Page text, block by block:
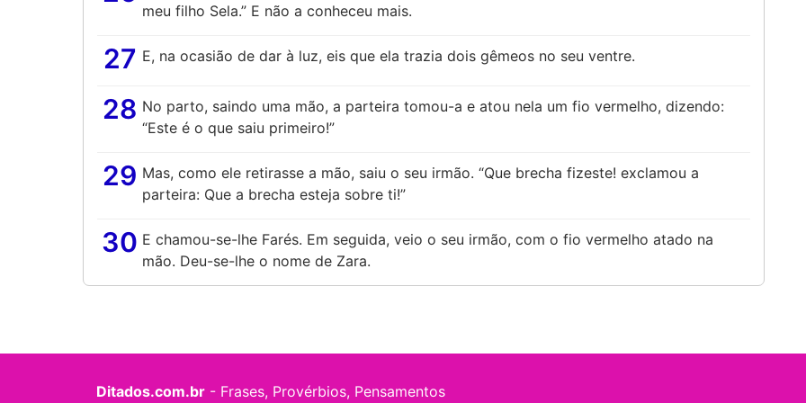
meu filho Sela.” E não a conheceu mais.
27 E, na ocasião de dar à luz, eis que ela trazia dois gêmeos no seu ventre.
28 No parto, saindo uma mão, a parteira tomou-a e atou nela um fio vermelho, dizendo:
“Este é o que saiu primeiro!”
29 Mas, como ele retirasse a mão, saiu o seu irmão. “Que brecha fizeste! exclamou a
parteira: Que a brecha esteja sobre ti!”
30 E chamou-se-lhe Farés. Em seguida, veio o seu irmão, com o fio vermelho atado na
mão. Deu-se-lhe o nome de Zara.
Ditados.com.br - Frases, Provérbios, Pensamentos